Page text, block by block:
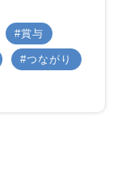
賞与
つながり